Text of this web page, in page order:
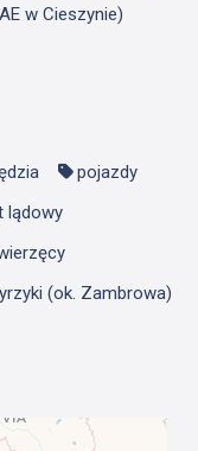
w Cieszynie)
pojazdy
lądowy
(ok. Zambrowa)